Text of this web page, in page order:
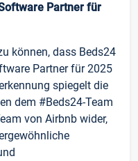
Partner für
können, dass Beds24
Partner für 2025
spiegelt die
dem #Beds24-Team
von Airbnb wider,